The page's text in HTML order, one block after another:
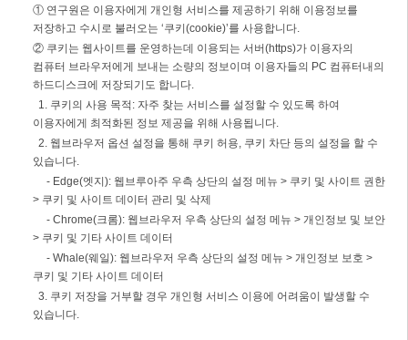
① 연구원은 이용자에게 개인형 서비스를 제공하기 위해 이용정보를
저장하고 수시로 불러오는 ‘쿠키(cookie)’를 사용합니다.
② 쿠키는 웹사이트를 운영하는데 이용되는 서버(https)가 이용자의
컴퓨터 브라우저에게 보내는 소량의 정보이며 이용자들의 PC 컴퓨터내의
하드디스크에 저장되기도 합니다.
1. 쿠키의 사용 목적: 자주 찾는 서비스를 설정할 수 있도록 하여
이용자에게 최적화된 정보 제공을 위해 사용됩니다.
2. 웹브라우저 옵션 설정을 통해 쿠키 허용, 쿠키 차단 등의 설정을 할 수
있습니다.
- Edge(엣지): 웹브루아주 우측 상단의 설정 메뉴 > 쿠키 및 사이트 권한
> 쿠키 및 사이트 데이터 관리 및 삭제
- Chrome(크롬): 웹브라우저 우측 상단의 설정 메뉴 > 개인정보 및 보안
> 쿠키 및 기타 사이트 데이터
- Whale(웨일): 웹브라우저 우측 상단의 설정 메뉴 > 개인정보 보호 >
쿠키 및 기타 사이트 데이터
3. 쿠키 저장을 거부할 경우 개인형 서비스 이용에 어려움이 발생할 수
있습니다.